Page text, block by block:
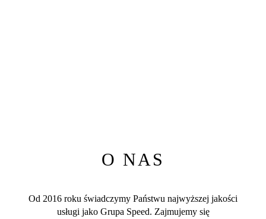
O NAS
Od 2016 roku świadczymy Państwu najwyższej jakości
usługi jako Grupa Speed. Zajmujemy się